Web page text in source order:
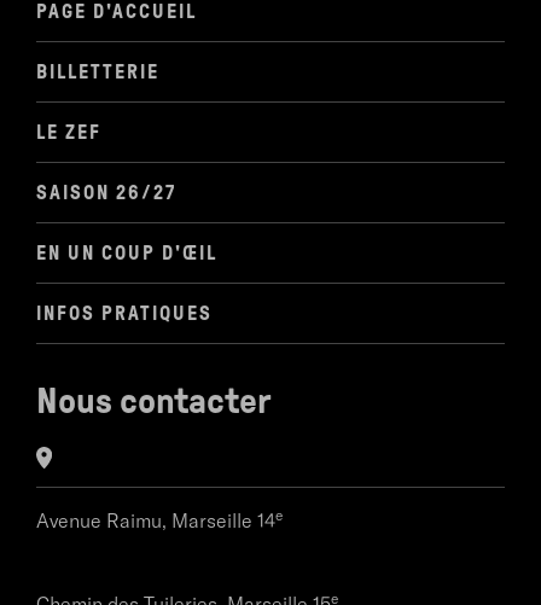
PAGE D'ACCUEIL
BILLETTERIE
LE ZEF
SAISON 26/27
EN UN COUP D'ŒIL
INFOS PRATIQUES
Nous contacter
Avenue Raimu, Marseille 14e
e